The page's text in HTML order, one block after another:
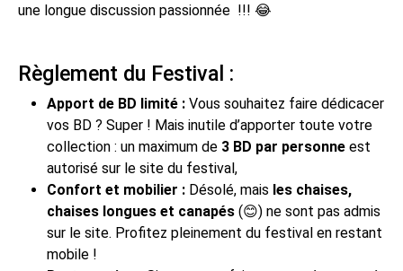
une longue discussion passionnée !!! 😂
Règlement du Festival :
Apport de BD limité : Vous souhaitez faire dédicacer
vos BD ? Super ! Mais inutile d’apporter toute votre
collection : un maximum de 3 BD par personne est
autorisé sur le site du festival,
Confort et mobilier : Désolé, mais les chaises,
chaises longues et canapés (😊) ne sont pas admis
sur le site. Profitez pleinement du festival en restant
mobile !